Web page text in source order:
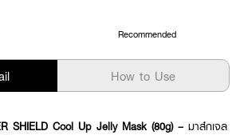
Recommended
How to Use
SHIELD Cool Up Jelly Mask (80g) – มาส์กเจล